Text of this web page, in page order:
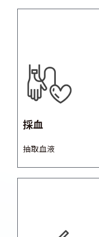
採血
抽取血液